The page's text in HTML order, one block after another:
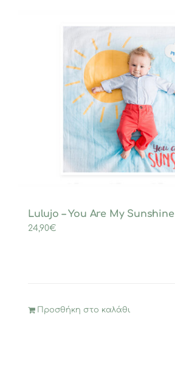
Lulujo – You Are My Sunshine
24,90€
Προσθήκη στο καλάθι